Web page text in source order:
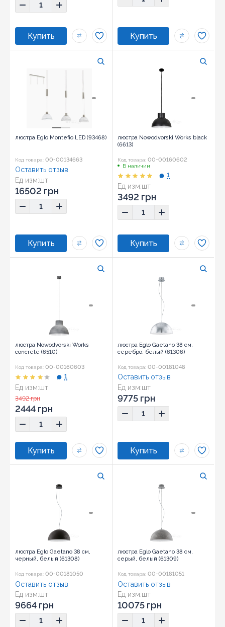
люстра Eglo Montefio LED (93468)
Код товара: 00-00134663
Ед изм:шт
Оставить отзыв
16502 грн
люстра Nowodvorski Works black
(6613)
Код товара: 00-00160602
В наличии
Ед изм:шт
1
3492 грн
люстра Nowodvorski Works
concrete (6510)
Код товара: 00-00160603
Ед изм:шт
1
3492 грн
2444 грн
люстра Eglo Gaetano 38 см,
серебро, белый (61306)
Код товара: 00-00181048
Ед изм:шт
Оставить отзыв
9775 грн
люстра Eglo Gaetano 38 см,
черный, белый (61308)
Код товара: 00-00181050
Ед изм:шт
Оставить отзыв
9664 грн
люстра Eglo Gaetano 38 см,
серый, белый (61309)
Код товара: 00-00181051
Ед изм:шт
Оставить отзыв
10075 грн